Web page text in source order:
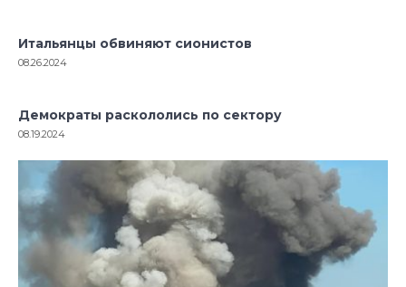
Итальянцы обвиняют сионистов
08.26.2024
Демократы раскололись по сектору
08.19.2024